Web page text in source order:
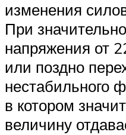
изменения
При
напряжения от
или поздно
нестабильного
в котором
величину